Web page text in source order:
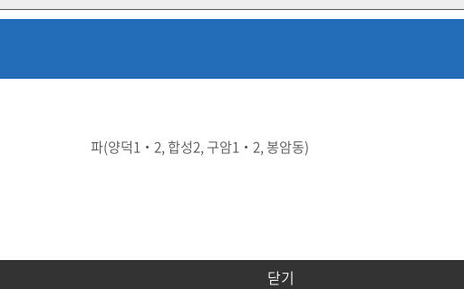
파(양덕1‧2, 합성2, 구암1‧2, 봉암동)
닫기